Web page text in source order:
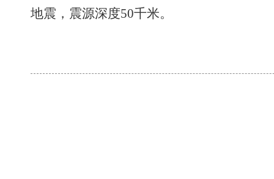
地震，震源深度50千米。